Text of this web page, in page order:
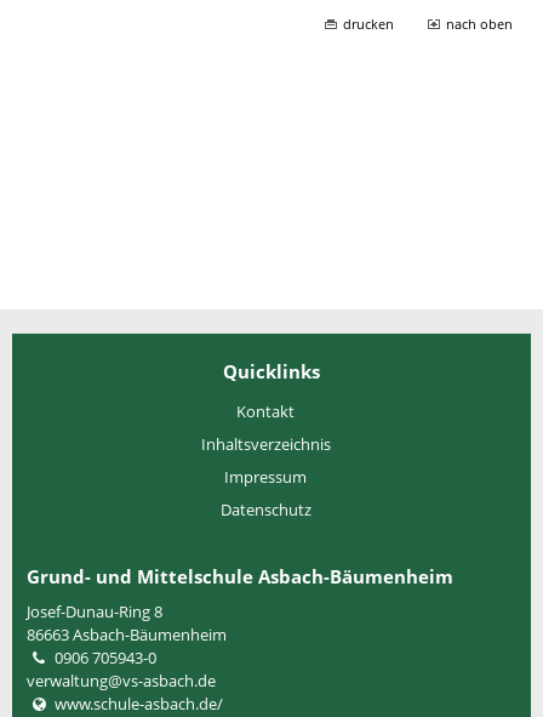
drucken nach oben
Quicklinks
Kontakt
Inhaltsverzeichnis
Impressum
Datenschutz
Grund- und Mittelschule Asbach-Bäumenheim
Josef-Dunau-Ring 8
86663Asbach-Bäumenheim
0906 705943-0
verwaltung@vs-asbach.de
www.schule-asbach.de/